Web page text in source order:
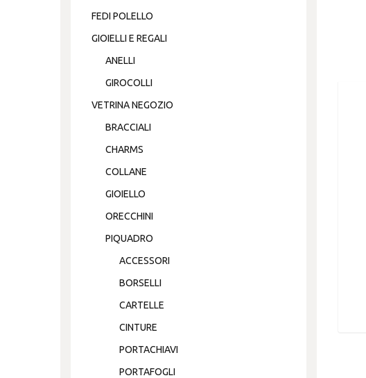
FEDI POLELLO
GIOIELLI E REGALI
ANELLI
GIROCOLLI
VETRINA NEGOZIO
BRACCIALI
CHARMS
COLLANE
GIOIELLO
ORECCHINI
PIQUADRO
ACCESSORI
BORSELLI
CARTELLE
CINTURE
PORTACHIAVI
PORTAFOGLI